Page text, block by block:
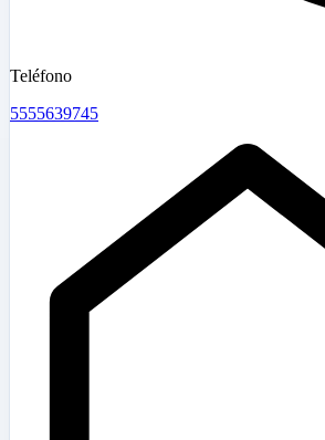
Teléfono
5555639745